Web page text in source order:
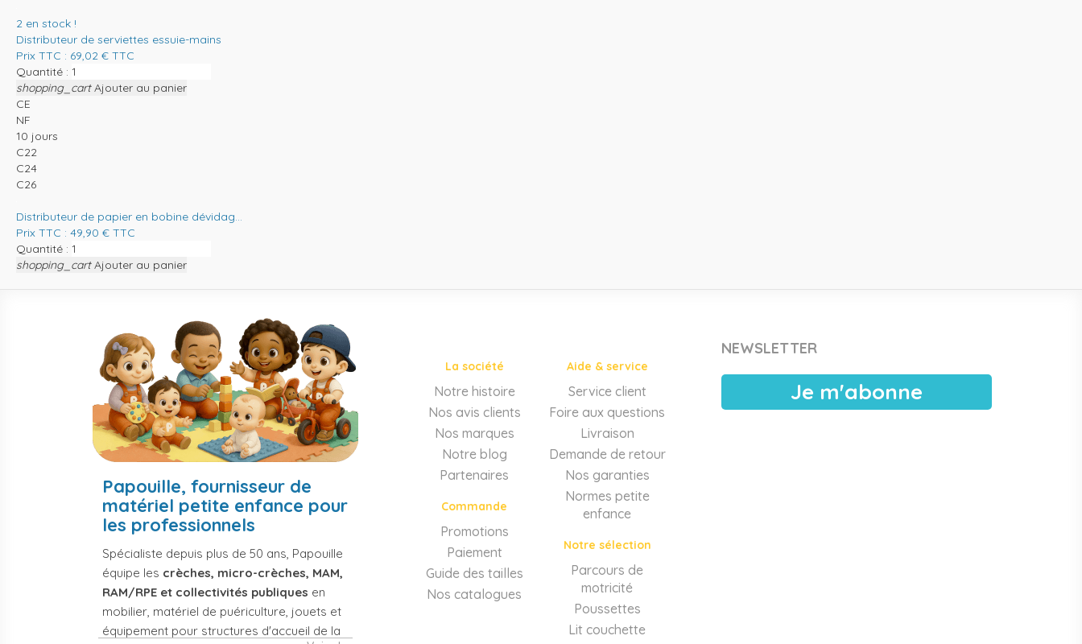
2 en stock !
Distributeur de serviettes essuie-mains
Prix TTC : 69,02 € TTC
Quantité :
shopping_cart Ajouter au panier
CE
NF
10 jours
C22
C24
C26
Distributeur de papier en bobine dévidag...
Prix TTC : 49,90 € TTC
Quantité :
shopping_cart Ajouter au panier
Papouille, fournisseur de
matériel petite enfance pour
les professionnels
Spécialiste depuis plus de 50 ans, Papouille
équipe les crèches, micro-crèches, MAM,
RAM/RPE et collectivités publiques en
mobilier, matériel de puériculture, jouets et
équipement pour structures d'accueil de la
La société
Notre histoire
Nos avis clients
Nos marques
Notre blog
Partenaires
Commande
Promotions
Paiement
Guide des tailles
Nos catalogues
Aide & service
Service client
Foire aux questions
Livraison
Demande de retour
Nos garanties
Normes petite
enfance
Notre sélection
Parcours de
motricité
Poussettes
Lit couchette
NEWSLETTER
Je m'abonne